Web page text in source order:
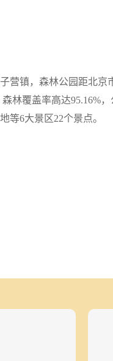
镇，森林公园距北京
林覆盖率高达95.16%
等6大景区22个景点。